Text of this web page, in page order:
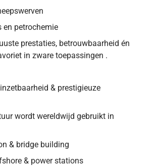
en petrochemie
prestaties, betrouwbaarheid én
in zware toepassingen .
& prestigieuze
wordt wereldwijd gebruikt in
& bridge building
& power stations